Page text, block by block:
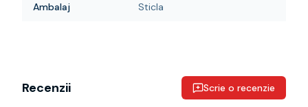
Ambalaj Sticla
Recenzii Scrie o recenzie